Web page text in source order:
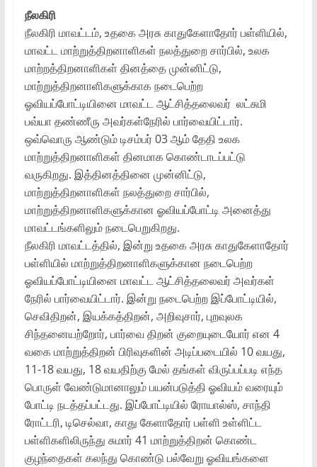
நீலகிரி
நீலகிரி மாவட்டம், உதகை அரசு காதுகேளாதோர் பள்ளியில்,
மாவட்ட மாற்றுத்திறனாளிகள் நலத்துறை சார்பில், உலக
மாற்றத்திறனாளிகள் தினத்தை முன்னிட்டு,
மாற்றுத்திறனாளிகளுக்காக நடைபெற்ற
ஓவியப்போட்டியினை மாவட்ட ஆட்சித்தலைவர் லட்சுமி
பவ்யா தண்ணீரு அவர்கள்நேரில் பார்வையிட்டார்.
ஒவ்வொரு ஆண்டும் டிசம்பர் 03 ஆம் தேதி உலக
மாற்றுத்திறனாளிகள் தினமாக கொண்டாடப்பட்டு
வருகிறது. இத்தினத்தினை முன்னிட்டு,
மாற்றுத்திறனாளிகள் நலத்துறை சார்பில்,
மாற்றுத்திறனாளிகளுக்கான ஓவியப்போட்டி அனைத்து
மாவட்டங்களிலும் நடைபெறுகிறது.
நீலகிரி மாவட்டத்தில், இன்று உதகை அரசு காதுகேளாதோர்
பள்ளியில் மாற்றுத்திறனாளிகளுக்கான நடைபெற்ற
ஓவியப்போட்டியினை மாவட்ட ஆட்சித்தலைவர் அவர்கள்
நேரில் பார்வையிட்டார். இன்று நடைபெற்ற இப்போட்டியில்,
செவிதிறன், இயக்கத்திறன், அறிவுசார், புறவுலக
சிந்தனையற்றோர், பார்வை திறன் குறையுடையோர் என 4
வகை மாற்றுத்திறன் பிரிவுகளின் அடிப்படையில் 10 வயது,
11-18 வயது, 18 வயதிற்கு மேல் தங்கள் விருப்பப்படி எந்த
பொருள் வேண்டுமானாலும் பயன்படுத்தி ஓவியம் வரையும்
போட்டி நடத்தப்பட்டது. இப்போட்டியில் ரோயால்ஸ், சாந்தி
ரோட்டரி, டிசெல்வா, காது கேளாதோர் பள்ளி உள்ளிட்ட
பள்ளிகளிலிருந்து சுமார் 41 மாற்றுத்திறன் கொண்ட
குழந்தைகள் கலந்து கொண்டு பல்வேறு ஓவியங்களை